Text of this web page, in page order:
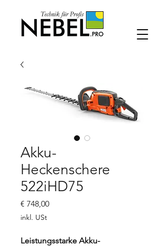
Akku-
Heckenschere
522iHD75
€ 748,00Preis
inkl. USt
Leistungsstarke Akku-